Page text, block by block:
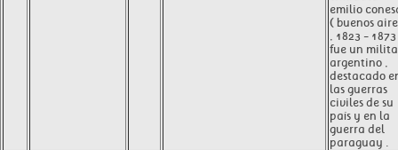
emilio
( buenos
, 1823 -
fue un
argentino ,
destacado
las guerras
civiles de su
país y en la
guerra del
paraguay .